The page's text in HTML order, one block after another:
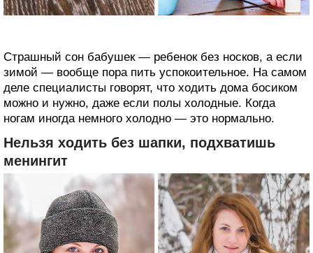
Страшный сон бабушек — ребенок без носков, а если
зимой — вообще пора пить успокоительное. На самом
деле специалисты говорят, что ходить дома босиком
можно и нужно, даже если полы холодные. Когда
ногам иногда немного холодно — это нормально.
Нельзя ходить без шапки, подхватишь
менингит